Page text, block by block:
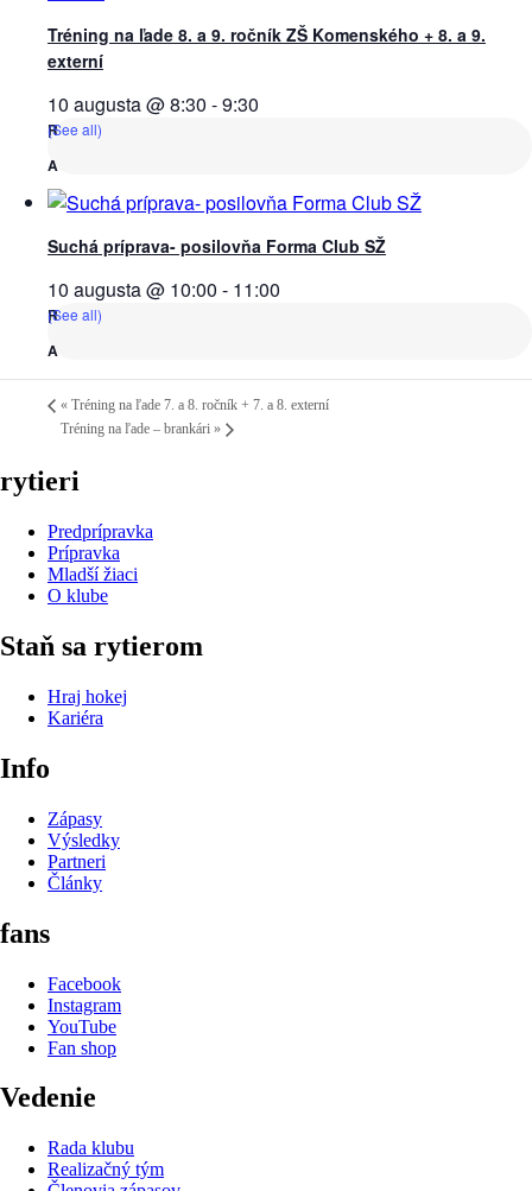
Tréning na ľade 8. a 9. ročník ZŠ Komenského + 8. a 9.
externí
10 augusta @ 8:30 -9:30
(See all)
Suchá príprava- posilovňa Forma Club SŽ
10 augusta @ 10:00 - 11:00
(See all)
« Tréning na ľade 7. a 8. ročník + 7. a 8. externí
Tréning na ľade – brankári »
rytieri
Predprípravka
Prípravka
Mladší žiaci
O klube
Staň sa rytierom
Hraj hokej
Kariéra
Info
Zápasy
Výsledky
Partneri
Články
fans
Facebook
Instagram
YouTube
Fan shop
Vedenie
Rada klubu
Realizačný tým